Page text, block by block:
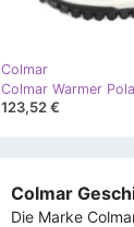
Colmar
123,52 €
Colmar
Die Marke